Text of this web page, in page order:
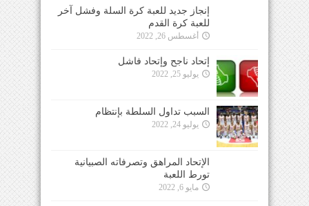
إنجاز جديد للعبة كرة السلة وفشل آخر
للعبة كرة القدم
أغسطس 26, 2022
إتحاد ناجح وإتحاد فاشل
يوليو 25, 2022
السبب تداول السلطة بإنتظام
يوليو 24, 2022
الإتحاد المراهق وتصرفاته الصبيانية
تورط اللعبة
مايو 6, 2022